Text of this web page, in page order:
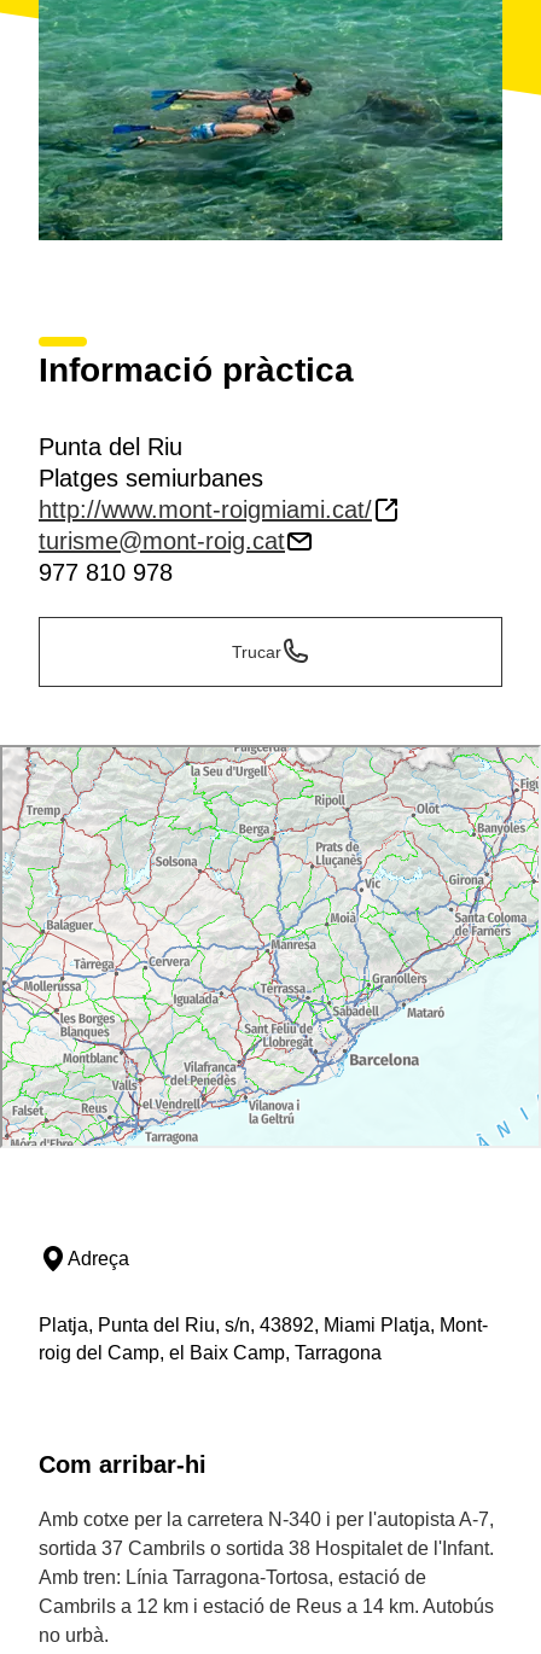
Informació pràctica
Punta del Riu
Platges semiurbanes
http://www.mont-roigmiami.cat/
turisme@mont-roig.cat
977 810 978
Trucar
Adreça
Platja, Punta del Riu, s/n, 43892, Miami Platja, Mont-
roig del Camp, el Baix Camp, Tarragona
Com arribar-hi
Amb cotxe per la carretera N-340 i per l'autopista A-7,
sortida 37 Cambrils o sortida 38 Hospitalet de l'Infant.
Amb tren: Línia Tarragona-Tortosa, estació de
Cambrils a 12 km i estació de Reus a 14 km. Autobús
no urbà.